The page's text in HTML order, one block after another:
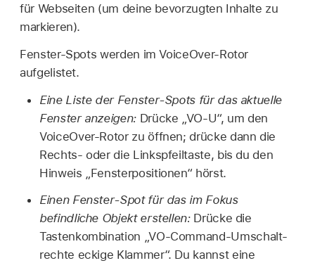
für Webseiten (um deine bevorzugten Inhalte zu
markieren).
Fenster-Spots werden im VoiceOver-Rotor
aufgelistet.
Eine Liste der Fenster-Spots für das aktuelle
Fenster anzeigen:Drücke „VO-U“, um den
VoiceOver-Rotor zu öffnen; drücke dann die
Rechts- oder die Linkspfeiltaste, bis du den
Hinweis „Fensterpositionen“ hörst.
Einen Fenster-Spot für das im Fokus
befindliche Objekt erstellen:Drücke die
Tastenkombination „VO-Command-Umschalt-
rechte eckige Klammer“. Du kannst eine